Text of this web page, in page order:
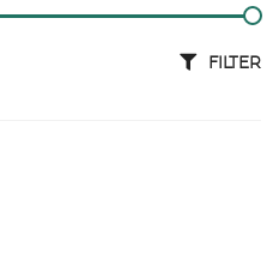
FILTER